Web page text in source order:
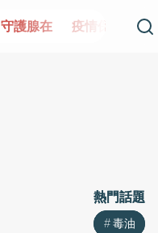
守護腺在 疫情保衛戰
熱門話題
毒油
熱門話題
毒油